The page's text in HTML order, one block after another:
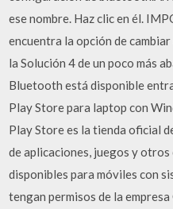
ese nombre. Haz clic en él.
encuentra la opción de
la Solución 4 de un poco más
Bluetooth está disponible
Play Store para laptop con
Play Store es la tienda oficial
de aplicaciones, juegos y
disponibles para móviles con
tengan permisos de la